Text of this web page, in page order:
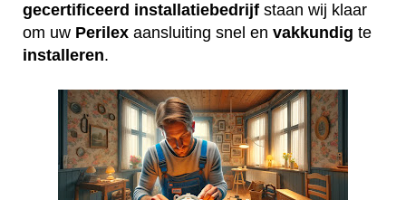
gecertificeerd installatiebedrijf staan wij klaar
om uw Perilex aansluiting snel en vakkundig te
installeren.